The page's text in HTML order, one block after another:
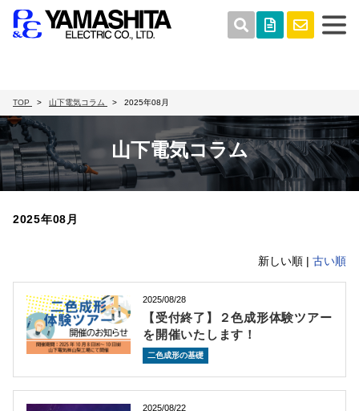
TOP 山下電気コラム 2025年08月
山下電気コラム
2025年08月
新しい順 | 古い順
2025/08/28
【受付終了】２色成形体験ツアー
を開催いたします！
二色成形の基礎
2025/08/22